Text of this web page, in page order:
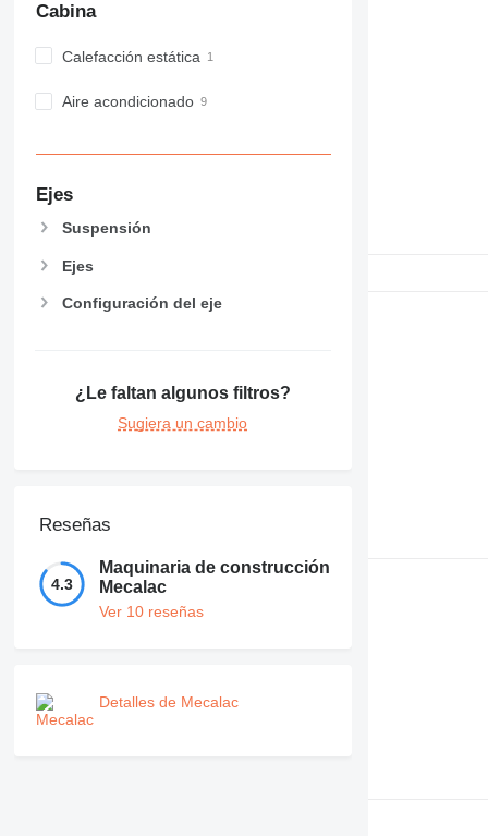
Cabina
Calefacción estática
Aire acondicionado
Ejes
Suspensión
Ejes
Configuración del eje
¿Le faltan algunos filtros?
Sugiera un cambio
Reseñas
4.3
Maquinaria de construcción
Mecalac
Ver 10 reseñas
Detalles de Mecalac